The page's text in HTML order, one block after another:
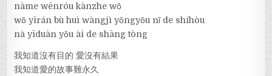
nàme wēnróu kànzhe wǒ
wǒ yīrán bù huì wàngjì yǒngyǒu nǐ de shíhòu
nà yīduàn yǒu ài de shāng tòng
我知道沒有目的 愛沒有結果
我知道愛的故事難永久